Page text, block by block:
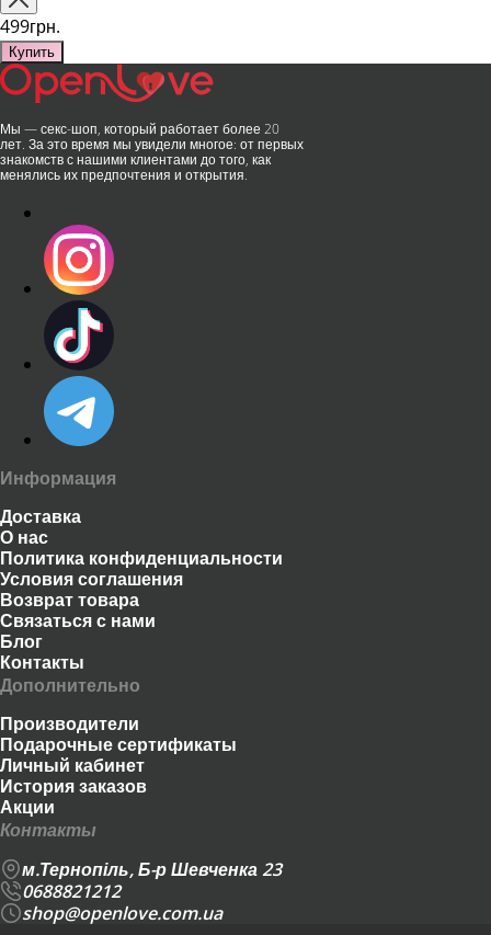
499грн.
Купить
Мы — секс-шоп, который работает более 20
лет. За это время мы увидели многое: от первых
знакомств с нашими клиентами до того, как
менялись их предпочтения и открытия.
Информация
Доставка
О нас
Политика конфиденциальности
Условия соглашения
Возврат товара
Связаться с нами
Блог
Контакты
Дополнительно
Производители
Подарочные сертификаты
Личный кабинет
История заказов
Акции
Контакты
м.Тернопіль, Б-р Шевченка 23
0688821212
shop@openlove.com.ua